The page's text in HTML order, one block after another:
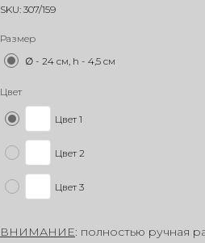
SKU: 307/159
Размер
∅ - 24 см, h - 4,5 см
Цвет
Цвет 1
Цвет 2
Цвет 3
ВНИМАНИЕ: полностью ручная